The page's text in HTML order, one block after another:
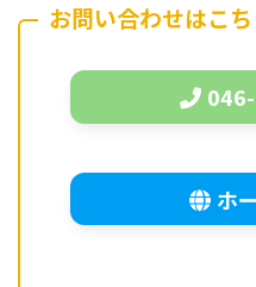
お問い合わせはこ
ホ